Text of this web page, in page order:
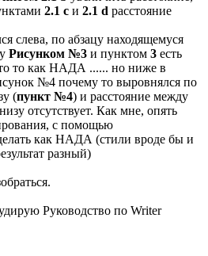
2.1 с и 2.1 d расстояние
слева, по абзацу находящемуся
Рисунком №3 и пунктом 3 есть
то как НАДА ...... но ниже в
№4 почему то выровнялся по
(пункт №4) и расстояние между
отсутствует. Как мне, опять
с помощью
как НАДА (стили вроде бы и
разный)
Руководство по Writer